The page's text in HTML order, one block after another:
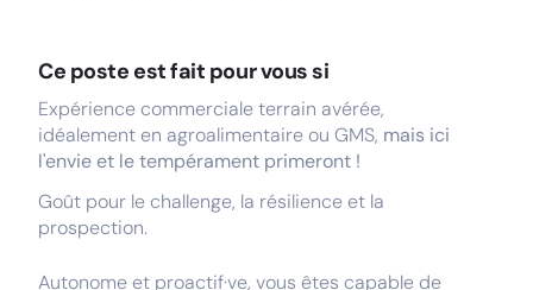
Ce poste est fait pour vous si
Expérience commerciale terrain avérée,
idéalement en agroalimentaire ou GMS, mais ici
l'envie et le tempérament primeront !
Goût pour le challenge, la résilience et la
prospection.
Autonome et proactif·ve, vous êtes capable de